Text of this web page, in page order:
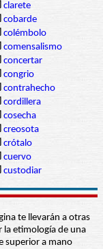
clarete
cobarde
colémbolo
comensalismo
concertar
congrio
contrahecho
cordillera
cosecha
creosota
crótalo
cuervo
custodiar
te llevarán a otras
la etimología de una
superior a mano